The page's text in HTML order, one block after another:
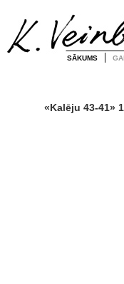
SĀKUMS
«Kalēju 43-41»